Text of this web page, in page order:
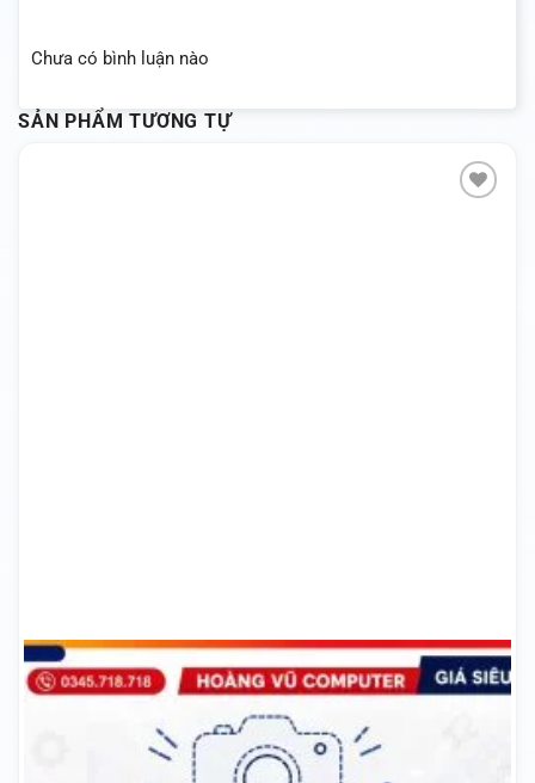
Chưa có bình luận nào
SẢN PHẨM TƯƠNG TỰ